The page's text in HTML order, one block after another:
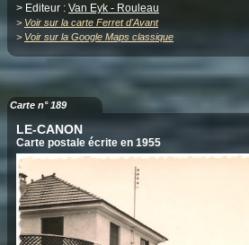
> Editeur : Van Eyk - Rouleau
> Voir sur la carte Ferret d'Avant
> Voir sur la Google Maps classique
Carte n° 189
LE-CANON
Carte postale écrite en 1955